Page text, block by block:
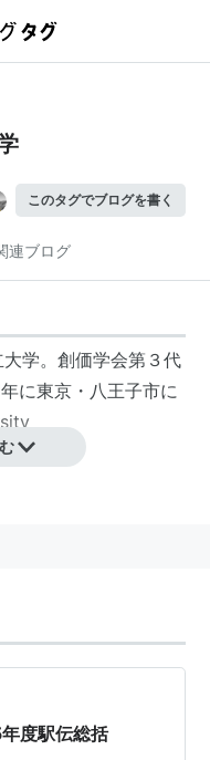
このタグでブログを書く
連ブログ
学。創価学会第３代
に東京・八王子市に
われておらず、また
会員子女が多いとさ
度駅伝総括